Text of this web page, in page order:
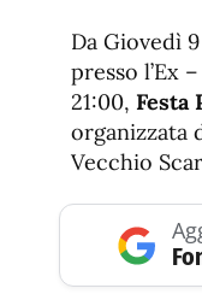
Da Giovedì
presso l’Ex
21:00, Festa
organizzata
Vecchio